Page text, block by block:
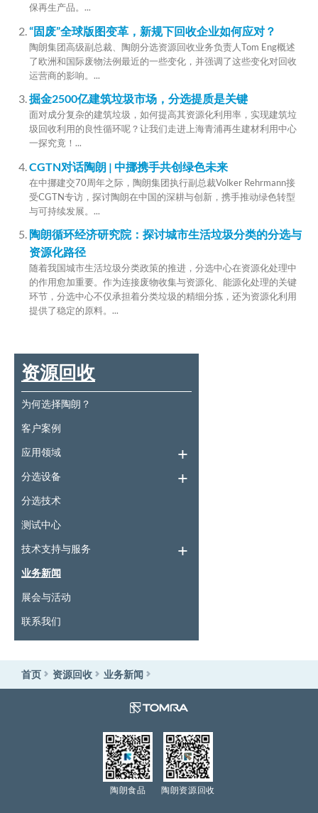
资源回收
为何选择陶朗？
客户案例
应用领域
分选设备
分选技术
测试中心
技术支持与服务
业务新闻
展会与活动
联系我们
保再生产品。...
“固废”全球版图变革，新规下回收企业如何应对？
陶朗集团高级副总裁、陶朗分选资源回收业务负责人Tom Eng概述
了欧洲和国际废物法例最近的一些变化，并强调了这些变化对回收
运营商的影响。...
掘金2500亿建筑垃圾市场，分选提质是关键
面对成分复杂的建筑垃圾，如何提高其资源化利用率，实现建筑垃
圾回收利用的良性循环呢？让我们走进上海青浦再生建材利用中心
一探究竟！...
CGTN对话陶朗 | 中挪携手共创绿色未来
在中挪建交70周年之际，陶朗集团执行副总裁Volker Rehrmann接
受CGTN专访，探讨陶朗在中国的深耕与创新，携手推动绿色转型
与可持续发展。...
陶朗循环经济研究院：探讨城市生活垃圾分类的分选与
资源化路径
随着我国城市生活垃圾分类政策的推进，分选中心在资源化处理中
的作用愈加重要。作为连接废物收集与资源化、能源化处理的关键
环节，分选中心不仅承担着分类垃圾的精细分拣，还为资源化利用
提供了稳定的原料。...
首页 资源回收 业务新闻
陶朗食品 陶朗资源回收